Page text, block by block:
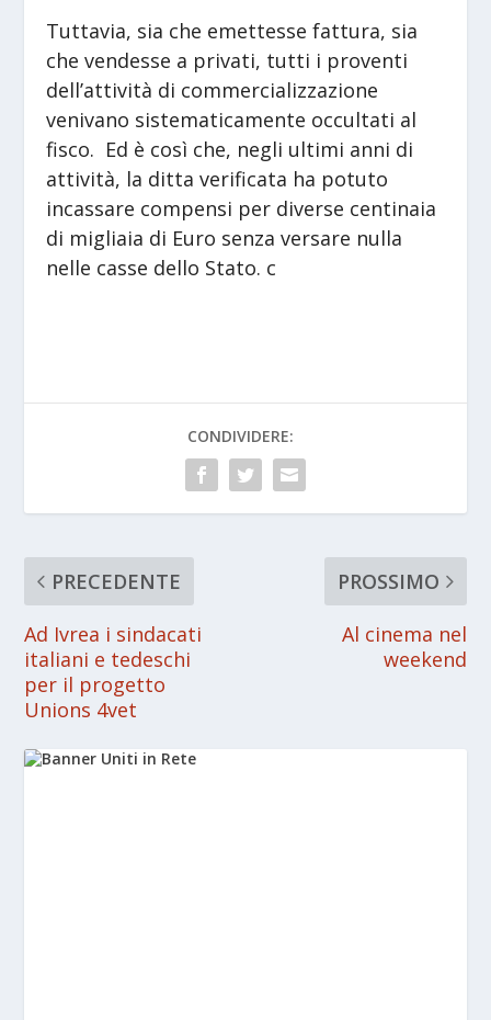
Tuttavia, sia che emettesse fattura, sia
che vendesse a privati, tutti i proventi
dell’attività di commercializzazione
venivano sistematicamente occultati al
fisco. Ed è così che, negli ultimi anni di
attività, la ditta verificata ha potuto
incassare compensi per diverse centinaia
di migliaia di Euro senza versare nulla
nelle casse dello Stato. c
CONDIVIDERE:
PRECEDENTE
Ad Ivrea i sindacati
italiani e tedeschi
per il progetto
Unions 4vet
PROSSIMO
Al cinema nel
weekend